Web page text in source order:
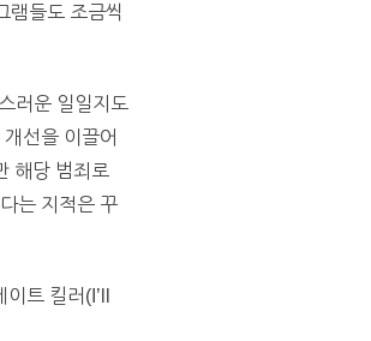
램들도 조금씩
러운 일일지도
선을 이끌어
해당 범죄로
는 지적은 꾸
트 킬러(I’ll